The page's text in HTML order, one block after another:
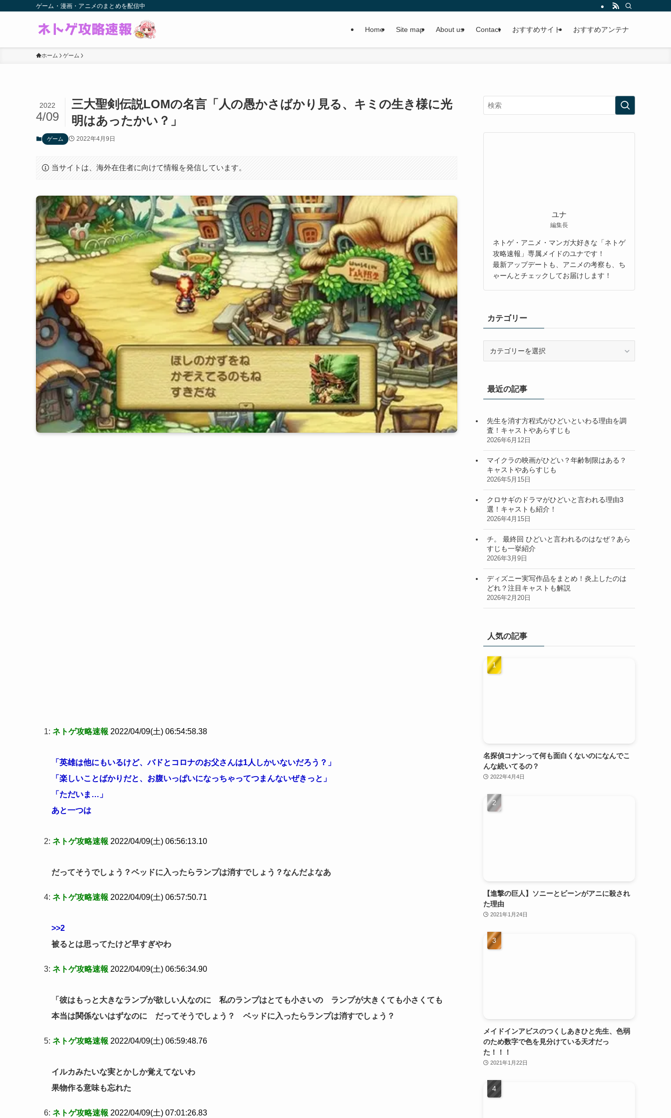
ゲーム・漫画・アニメのまとめを配信中
Home Site map About us Contact おすすめサイト おすすめアンテナ
ホーム ゲーム
三大聖剣伝説LOMの名言「人の愚かさばかり見る、キミの生き様に光
明はあったかい？」
2022
4/09
ゲーム 2022年4月9日
当サイトは、海外在住者に向けて情報を発信しています。
1: ネトゲ攻略速報 2022/04/09(土) 06:54:58.38
「英雄は他にもいるけど、バドとコロナのお父さんは1人しかいないだろう？」
「楽しいことばかりだと、お腹いっぱいになっちゃってつまんないぜきっと」
「ただいま…」
あと一つは
2: ネトゲ攻略速報 2022/04/09(土) 06:56:13.10
だってそうでしょう？ベッドに入ったらランプは消すでしょう？なんだよなあ
4: ネトゲ攻略速報 2022/04/09(土) 06:57:50.71
>>2
被るとは思ってたけど早すぎやわ
3: ネトゲ攻略速報 2022/04/09(土) 06:56:34.90
「彼はもっと大きなランプが欲しい人なのに 私のランプはとても小さいの ランプが大きくても小さくても
本当は関係ないはずなのに だってそうでしょう？ ベッドに入ったらランプは消すでしょう？
5: ネトゲ攻略速報 2022/04/09(土) 06:59:48.76
イルカみたいな実とかしか覚えてないわ
果物作る意味も忘れた
6: ネトゲ攻略速報 2022/04/09(土) 07:01:26.83
ユナ
編集長
ネトゲ・アニメ・マンガ大好きな「ネトゲ
攻略速報」専属メイドのユナです！
最新アップデートも、アニメの考察も、ち
ゃーんとチェックしてお届けします！
カテゴリー
ー最近の記事
先生を消す方程式がひどいといわる理由を調
査！キャストやあらすじも
2026年6月12日
マイクラの映画がひどい？年齢制限はある？
キャストやあらすじも
2026年5月15日
クロサギのドラマがひどいと言われる理由3
選！キャストも紹介！
2026年4月15日
チ。 最終回 ひどいと言われるのはなぜ？あら
すじも一挙紹介
2026年3月9日
ディズニー実写作品をまとめ！炎上したのは
どれ？注目キャストも解説
2026年2月20日
人気の記事
名探偵コナンって何も面白くないのになんでこ
んな続いてるの？
2022年4月4日
【進撃の巨人】ソニーとビーンがアニに殺され
た理由
2021年1月24日
メイドインアビスのつくしあきひと先生、色弱
のため数字で色を見分けている天才だっ
た！！！
2021年1月22日